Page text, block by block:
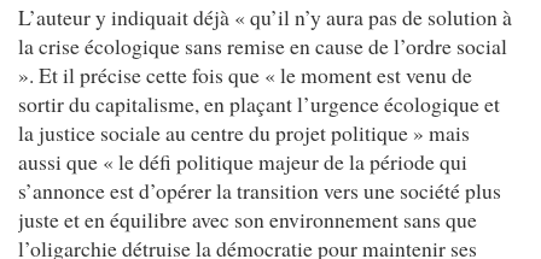
L’auteur y indiquait déjà « qu’il n’y aura pas de solution à
la crise écologique sans remise en cause de l’ordre social
». Et il précise cette fois que « le moment est venu de
sortir du capitalisme, en plaçant l’urgence écologique et
la justice sociale au centre du projet politique » mais
aussi que « le défi politique majeur de la période qui
s’annonce est d’opérer la transition vers une société plus
juste et en équilibre avec son environnement sans que
l’oligarchie détruise la démocratie pour maintenir ses